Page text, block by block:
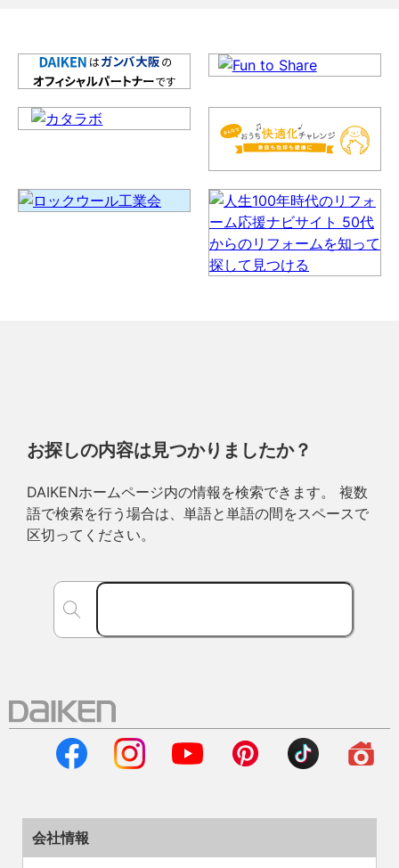
お探しの内容は見つかりましたか？
DAIKENホームページ内の情報を検索できます。 複数
語で検索を行う場合は、単語と単語の間をスペースで
区切ってください。
会社情報